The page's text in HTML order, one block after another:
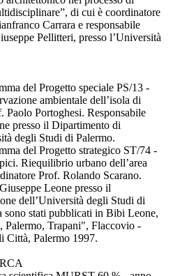
di cui è coordinatore
Carrara e responsabile
Pellitteri, presso l’Università
del Progetto speciale PS/13 -
ambientale dell’isola di
Paolo Portoghesi. Responsabile
presso il Dipartimento di
degli Studi di Palermo.
del Progetto strategico ST/74 -
Riequilibrio urbano dell’area
Prof. Rolando Scarano.
Leone presso il
dell’Università degli Studi di
sono stati pubblicati in Bibi Leone,
Palermo, Trapani", Flaccovio -
Città, Palermo 1997.